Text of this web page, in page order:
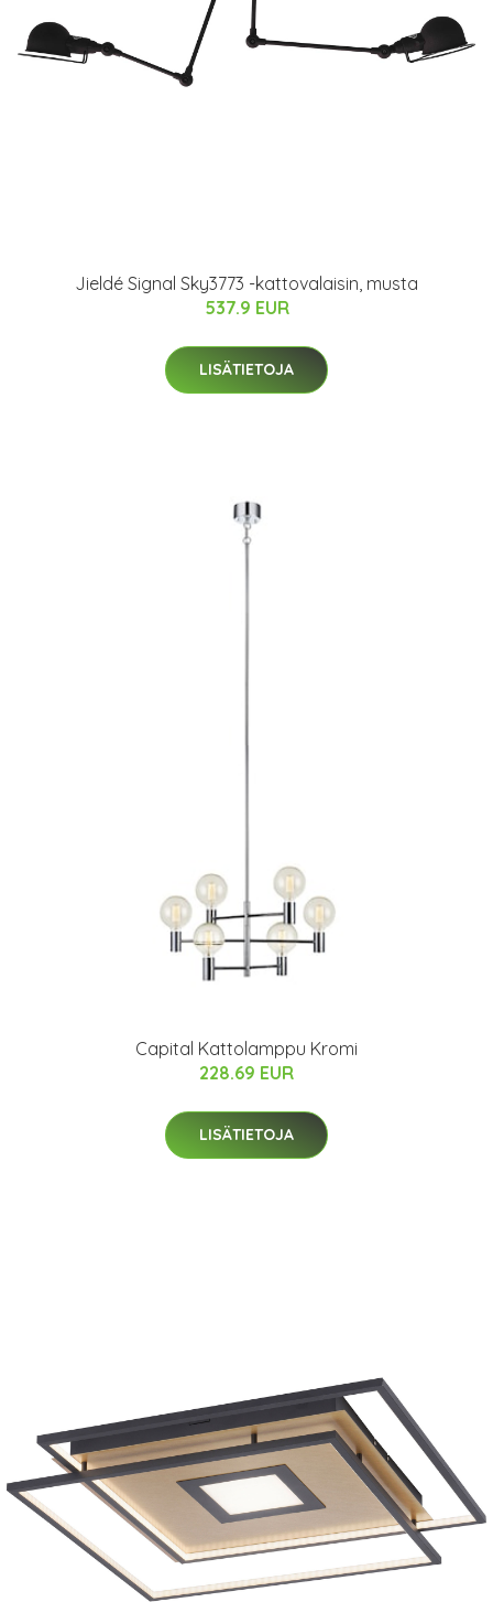
Jieldé Signal Sky3773 -kattovalaisin, musta
537.9 EUR
LISÄTIETOJA
Capital Kattolamppu Kromi
228.69 EUR
LISÄTIETOJA